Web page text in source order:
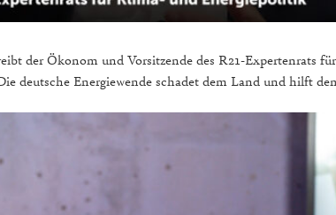
der Ökonom und Vorsitzende des R21-Expertenrats
deutsche Energiewende schadet dem Land und hilft